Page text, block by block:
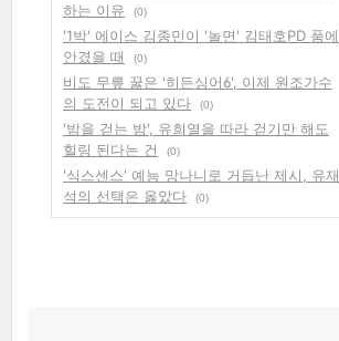
하는 이유
(0)
'1박' 에이스 김종민이 '놀면' 김태호PD 품에
안겼을 때
(0)
비도 무릎 꿇은 '히든싱어6', 이제 원조가수
의 도전이 되고 있다
(0)
'밤을 걷는 밤', 유희열을 따라 걷기만 해도
힐링 된다는 건
(0)
'식스센스' 예능 망나니로 거듭난 제시, 유재
석의 선택은 옳았다
(0)